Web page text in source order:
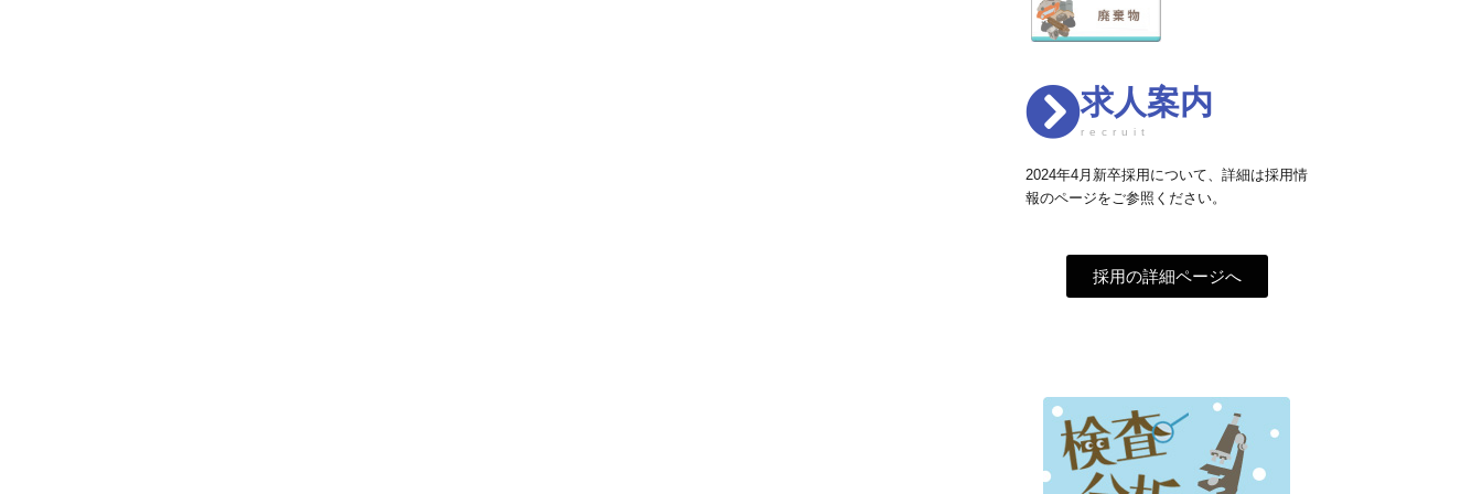
求人案内
recruit
2024年4月新卒採用について、詳細は採用情
報のページをご参照ください。
採用の詳細ページへ